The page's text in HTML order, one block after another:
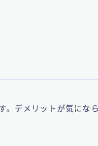
。デメリットが気にな